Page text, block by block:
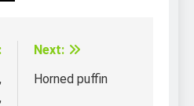
Next:
Horned puffin